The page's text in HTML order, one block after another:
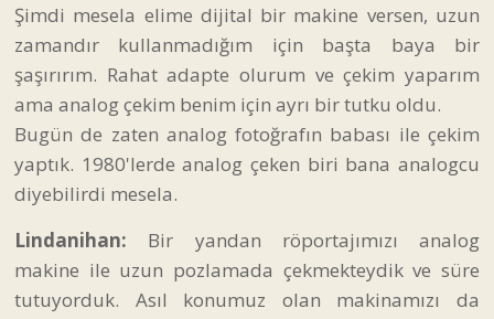
Şimdi mesela elime dijital bir makine versen, uzun
zamandır kullanmadığım için başta baya bir
şaşırırım. Rahat adapte olurum ve çekim yaparım
ama analog çekim benim için ayrı bir tutku oldu.
Bugün de zaten analog fotoğrafın babası ile çekim
yaptık. 1980'lerde analog çeken biri bana analogcu
diyebilirdi mesela.
Lindanihan: Bir yandan röportajımızı analog
makine ile uzun pozlamada çekmekteydik ve süre
tutuyorduk. Asıl konumuz olan makinamızı da